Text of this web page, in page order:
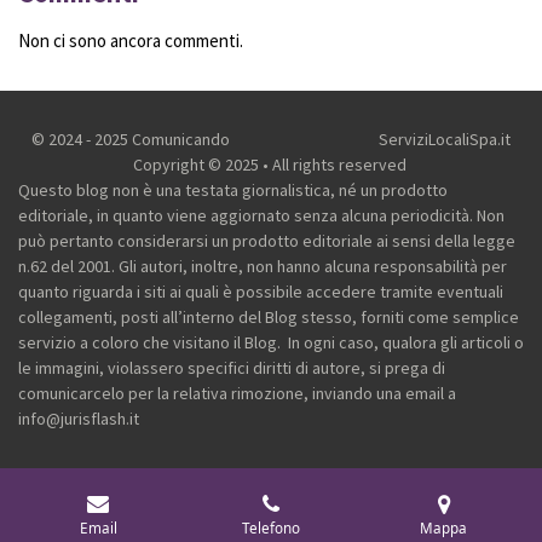
Non ci sono ancora commenti.
© 2024 - 2025 Comunicando ServiziLocaliSpa.it
Copyright © 2025 • All rights reserved
Questo blog non è una testata giornalistica, né un prodotto
editoriale, in quanto viene aggiornato senza alcuna periodicità. Non
può pertanto considerarsi un prodotto editoriale ai sensi della legge
n.62 del 2001. Gli autori, inoltre, non hanno alcuna responsabilità per
quanto riguarda i siti ai quali è possibile accedere tramite eventuali
collegamenti, posti all’interno del Blog stesso, forniti come semplice
servizio a coloro che visitano il Blog. In ogni caso, qualora gli articoli o
le immagini, violassero specifici diritti di autore, si prega di
comunicarcelo per la relativa rimozione, inviando una email a
info@jurisflash.it
Email Telefono Mappa